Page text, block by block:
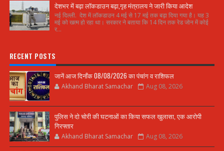
देशभर में बढ़ा लॉकडाउन बढ़ा,गृह मंत्रालय ने जारी किया आदेश
नई दिल्ली. देश में लॉकडाउन 4 मई से 17 मई तक बढ़ा दिया गया है। यह 3
मई को खत्म हो रहा था। सरकार ने बताया कि 14 दिन तक रेड जोन में कोई
र...
RECENT POSTS
जानें आज दिनाँक 08/08/2026 का पंचांग व राशिफल
Akhand Bharat Samachar Aug 08, 2026
पुलिस ने दो चोरी की घटनाओं का किया सफल खुलासा, एक आरोपी
गिरफ्तार
Akhand Bharat Samachar Aug 08, 2026